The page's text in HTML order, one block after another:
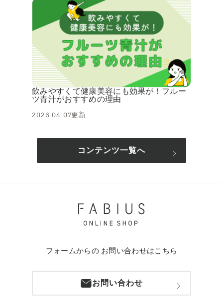
飲みやすくて健康美容にも効果が！フルー
ツ青汁がおすすめの理由
2026.04.07更新
コンテンツ一覧へ
フォームからのお問い合わせはこちら
お問い合わせ